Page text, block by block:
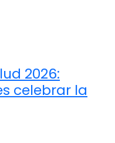
2026:
celebrar la